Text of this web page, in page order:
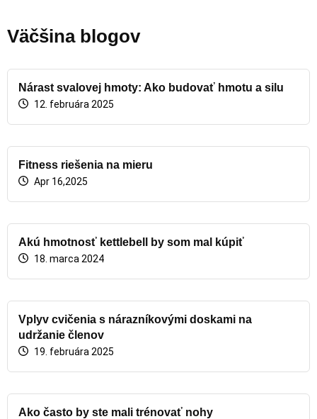
Väčšina blogov
Nárast svalovej hmoty: Ako budovať hmotu a silu
12. februára 2025
Fitness riešenia na mieru
Apr 16,2025
Akú hmotnosť kettlebell by som mal kúpiť
18. marca 2024
Vplyv cvičenia s nárazníkovými doskami na
udržanie členov
19. februára 2025
Ako často by ste mali trénovať nohy